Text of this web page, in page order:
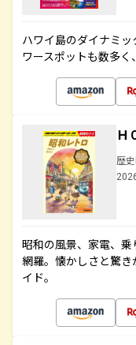
ハワイ島のダイナミ
ワースポットも数多く
Ｈ
歴
昭和の風景、家電、
網羅。懐かしさと驚
イド。